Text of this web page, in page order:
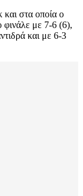
και στα οποία ο
φινάλε με 7-6 (6),
και με 6-3